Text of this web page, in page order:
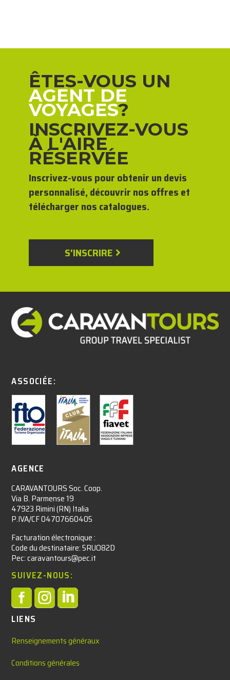
ÊTES-VOUS UN
AGENT DE
VOYAGES?
INSCRIVEZ-VOUS
À L'AIRE
RÉSERVÉE
Inscrivez-vous pour obtenir un devis
personnalisé, découvrir nos offres et
télécharger nos catalogues.
S'INSCRIRE
ASSOCIÉE:
AGENCE
CARAVANTOURS Soc. Coop.
Via B. Parmense 19
47923 Rimini (RN) Italia
P.IVA/CF 04707660405
Facturation électronique :​
Code du destinataire: 5RUO82D
Pec: caravantours@pec.it
SUIVEZ-NOUS:

LIENS
Renseignements généraux
Conditions générales